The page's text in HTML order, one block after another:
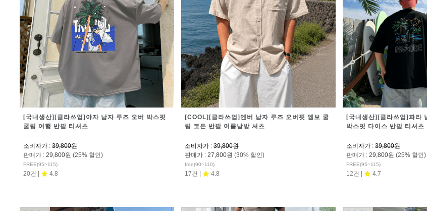
[국내생산][클라쓰업]야자 남자 루즈 오버 박스핏
쿨링 여행 반팔 티셔츠
소비자가 : 39,800원
판매가 : 29,800원 (25% 할인)
FREE(95~115)
20건 | 4.8
[COOL][클라쓰업]엔버 남자 루즈 오버핏 엠보 쿨
링 코튼 반팔 여름남방 셔츠
소비자가 : 39,800원
판매가 : 27,800원 (30% 할인)
free(90~110)
17건 | 4.8
[국내생산][클라쓰업]파라
박스핏 다이스 반팔 티셔츠
소비자가 : 39,800원
판매가 : 29,800원 (25% 할인)
FREE(95~115)
12건 | 4.7